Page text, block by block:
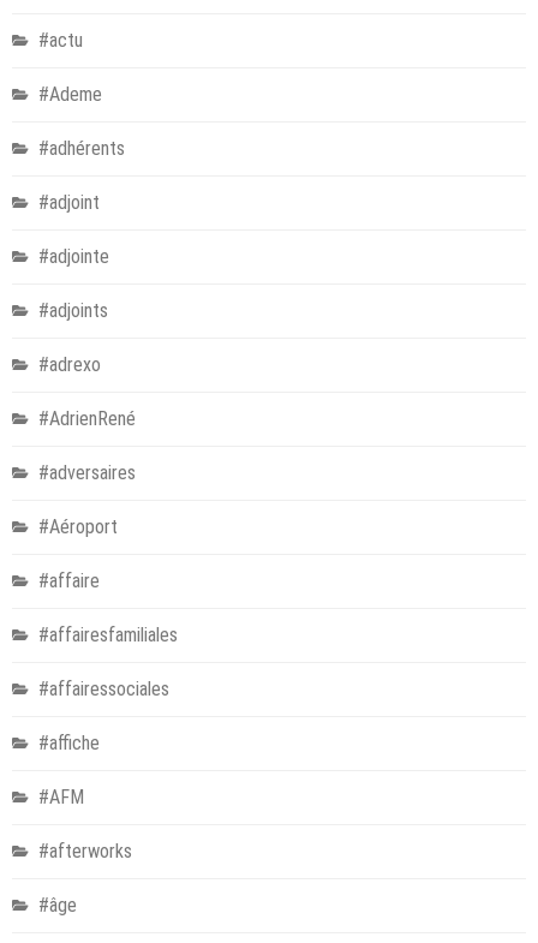
#actu
#Ademe
#adhérents
#adjoint
#adjointe
#adjoints
#adrexo
#AdrienRené
#adversaires
#Aéroport
#affaire
#affairesfamiliales
#affairessociales
#affiche
#AFM
#afterworks
#âge